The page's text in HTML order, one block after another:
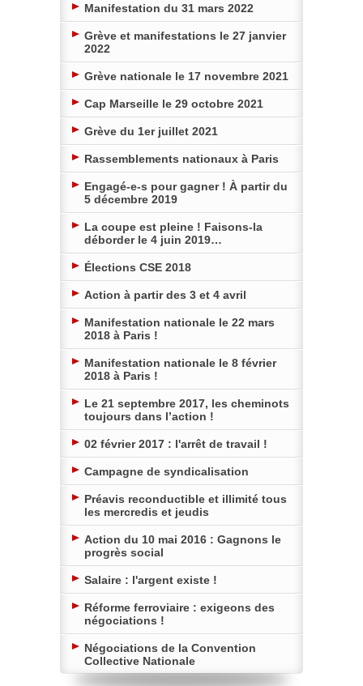
Manifestation du 31 mars 2022
Grève et manifestations le 27 janvier
2022
Grève nationale le 17 novembre 2021
Cap Marseille le 29 octobre 2021
Grève du 1er juillet 2021
Rassemblements nationaux à Paris
Engagé-e-s pour gagner ! À partir du
5 décembre 2019
La coupe est pleine ! Faisons-la
déborder le 4 juin 2019…
Élections CSE 2018
Action à partir des 3 et 4 avril
Manifestation nationale le 22 mars
2018 à Paris !
Manifestation nationale le 8 février
2018 à Paris !
Le 21 septembre 2017, les cheminots
toujours dans l’action !
02 février 2017 : l'arrêt de travail !
Campagne de syndicalisation
Préavis reconductible et illimité tous
les mercredis et jeudis
Action du 10 mai 2016 : Gagnons le
progrès social
Salaire : l'argent existe !
Réforme ferroviaire : exigeons des
négociations !
Négociations de la Convention
Collective Nationale